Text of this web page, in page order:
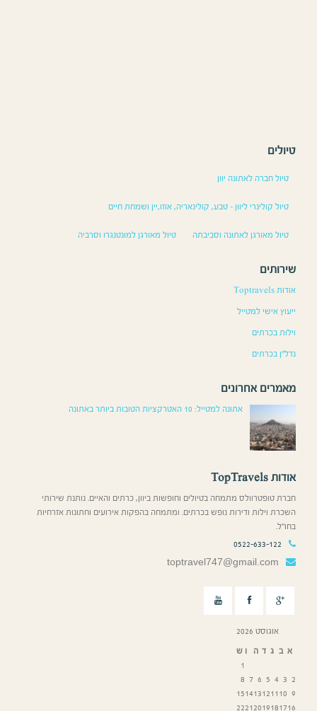
טיולים
טיול חברה לאתונה יוון
טיול קולינרי ליוון – טבע, קולינאריה, אוזו,יין ושמחת חיים
טיול מאורגן לאתונה וסביבתה טיול מאורגן למונטנגרו וסרביה
שירותים
אודות Toptravels
ייעוץ אישי למטייל
וילות בכרתים
נדל”ן בכרתים
מאמרים אחרונים
אתונה למטייל: 10 האטרקציות הטובות ביותר באתונה
אודות TopTravels
חברת טופטרוולס מתמחה בטיולים וחופשות ביוון, כרתים והאיים. נותנת שירותי
השכרת וילות ודירות נופש בכרתים. ומתמחה בהפקות אירועים וחתונות אזרחיות
בחו”ל.
0522-633-122
toptravel747@gmail.com
אוגוסט 2026
א ב ג ד ה ו ש
1
2
3
4
5
6
7
8
9
10
11
12
13
14
15
16
17
18
19
20
21
22